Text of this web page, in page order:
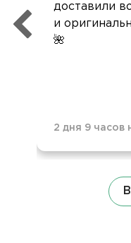
доставили
и
🌺
2 дня 9 часов